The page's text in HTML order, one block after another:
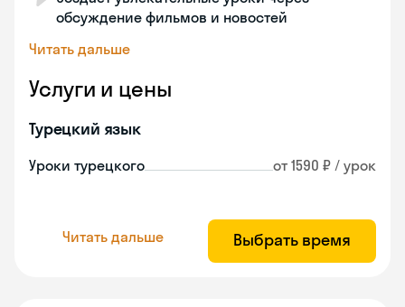
обсуждение фильмов и новостей
Читать дальше
Услуги и цены
Турецкий язык
Уроки турецкого от 1590 ₽ / урок
Читать дальше Выбрать время